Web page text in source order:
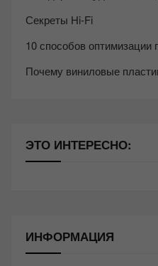
Секреты Hi-Fi
10 способов оптимизации
Почему виниловые
ЭТО ИНТЕРЕСНО:
ИНФОРМАЦИЯ